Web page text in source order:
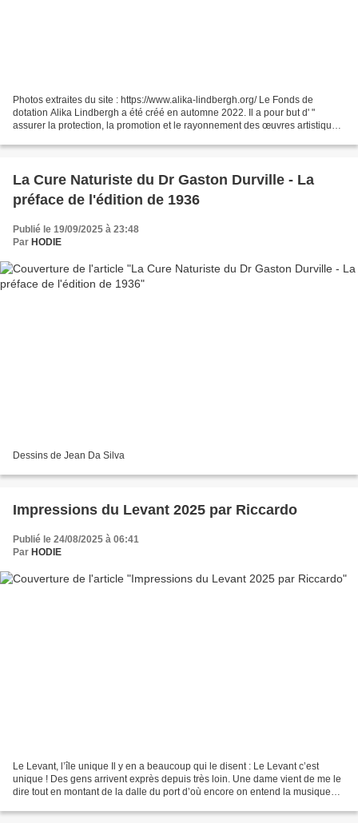
Photos extraites du site : https://www.alika-lindbergh.org/ Le Fonds de
dotation Alika Lindbergh a été créé en automne 2022. Il a pour but d' "
assurer la protection, la promotion et le rayonnement des œuvres artistiques
La Cure Naturiste du Dr Gaston Durville - La
préface de l'édition de 1936
Publié le 19/09/2025 à 23:48
Par HODIE
Dessins de Jean Da Silva
Impressions du Levant 2025 par Riccardo
Publié le 24/08/2025 à 06:41
Par HODIE
Le Levant, l’île unique Il y en a beaucoup qui le disent : Le Levant c’est
unique ! Des gens arrivent exprès depuis très loin. Une dame vient de me le
dire tout en montant de la dalle du port d’où encore on entend la musique